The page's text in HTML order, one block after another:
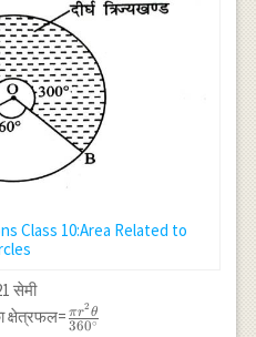
Class 10:Area Related to
सेमी
क्षेत्रफल=\frac{\pi r^2
360∘
πr2 θ